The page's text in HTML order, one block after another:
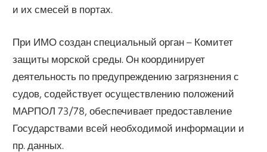
и их смесей в портах.
При ИМО создан специальный орган – Комитет
защиты морской среды. Он координирует
деятельность по предупреждению загрязнения с
судов, содействует осуществлению положений
МАРПОЛ 73/78, обеспечивает предоставление
Государствами всей необходимой информации и
пр. данных.